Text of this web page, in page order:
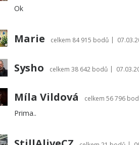
Ok
Marie celkem 84 915 bodů
Sysho celkem 38 642 bodů
Míla Vildová celkem 56 796
Prima..